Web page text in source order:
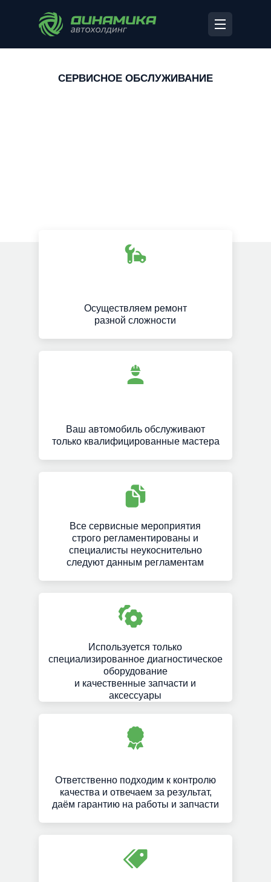
СЕРВИСНОЕ ОБСЛУЖИВАНИЕ
Осуществляем ремонт
разной сложности
Ваш автомобиль обслуживают
только квалифицированные мастера
Все сервисные мероприятия
строго регламентированы и
специалисты неукоснительно
следуют данным регламентам
Используется только
специализированное диагностическое
оборудование
и качественные запчасти и
аксессуары
Ответственно подходим к контролю
качества и отвечаем за результат,
даём гарантию на работы и запчасти